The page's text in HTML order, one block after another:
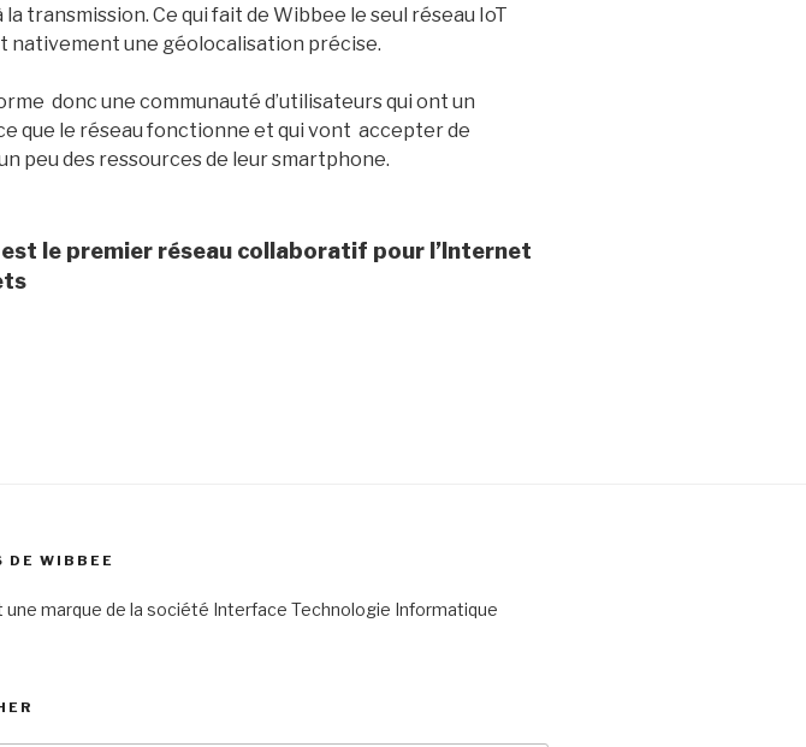
transmission. Ce qui fait de Wibbee le seul réseau IoT
nativement une géolocalisation précise.
donc une communauté d’utilisateurs qui ont un
que le réseau fonctionne et qui vont accepter de
peu des ressources de leur smartphone.
le premier réseau collaboratif pour l’Internet
DE WIBBEE
une marque de la société Interface Technologie Informatique